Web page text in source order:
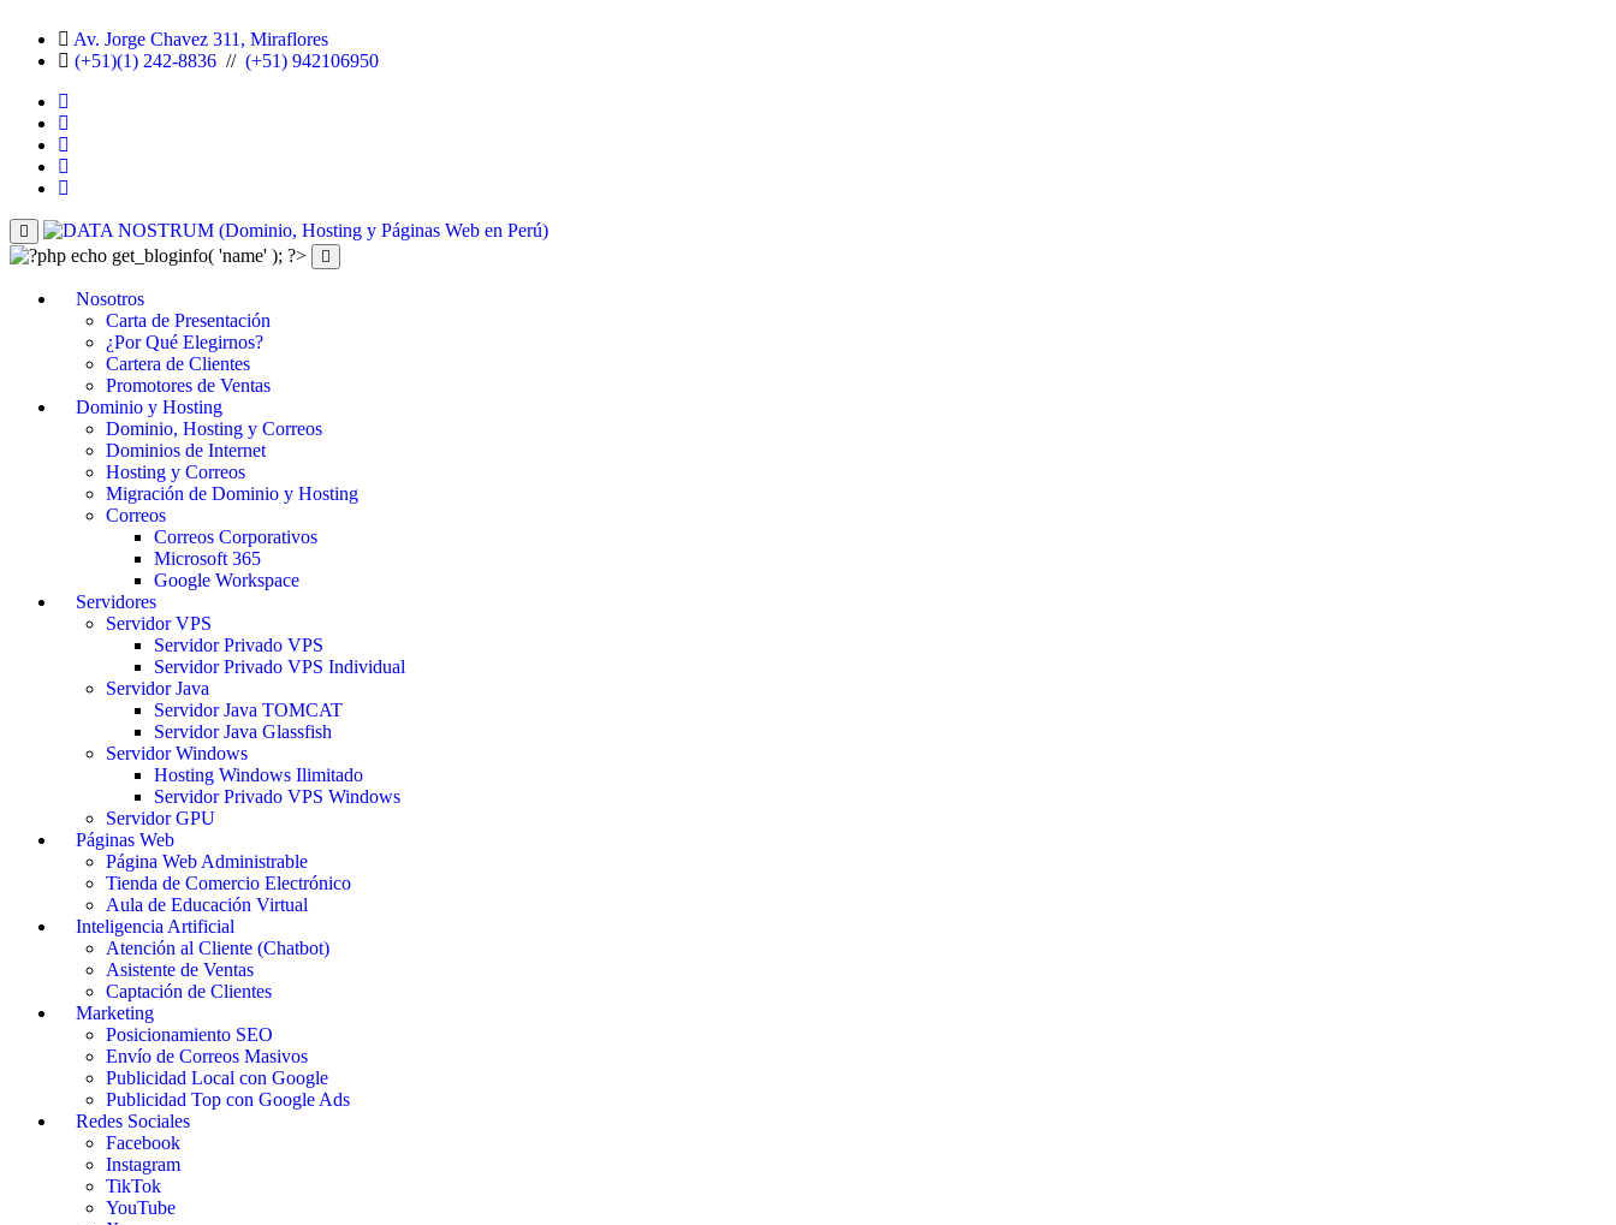
Av. Jorge Chavez 311, Miraflores
(+51)(1) 242-8836 // (+51) 942106950
Nosotros
Carta de Presentación
¿Por Qué Elegirnos?
Cartera de Clientes
Promotores de Ventas
Dominio y Hosting
Dominio, Hosting y Correos
Dominios de Internet
Hosting y Correos
Migración de Dominio y Hosting
Correos
Correos Corporativos
Microsoft 365
Google Workspace
Servidores
Servidor VPS
Servidor Privado VPS
Servidor Privado VPS Individual
Servidor Java
Servidor Java TOMCAT
Servidor Java Glassfish
Servidor Windows
Hosting Windows Ilimitado
Servidor Privado VPS Windows
Servidor GPU
Páginas Web
Página Web Administrable
Tienda de Comercio Electrónico
Aula de Educación Virtual
Inteligencia Artificial
Atención al Cliente (Chatbot)
Asistente de Ventas
Captación de Clientes
Marketing
Posicionamiento SEO
Envío de Correos Masivos
Publicidad Local con Google
Publicidad Top con Google Ads
Redes Sociales
Facebook
Instagram
TikTok
YouTube